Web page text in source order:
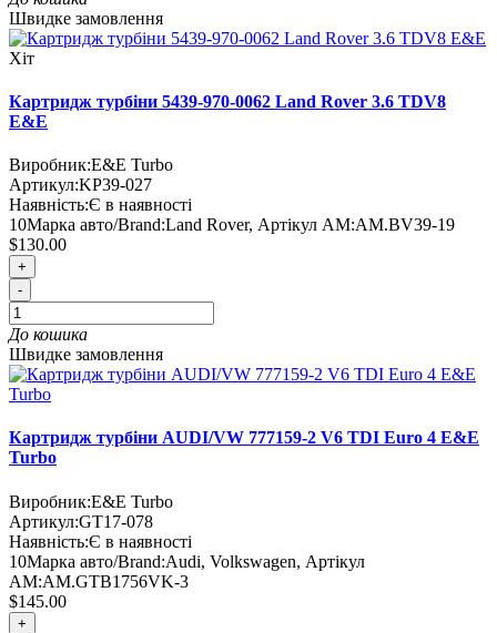
Швидке замовлення
Хіт
Картридж турбіни 5439-970-0062 Land Rover 3.6 TDV8
E&E
Виробник:E&E Turbo
Артикул:KP39-027
Наявність:Є в наявності
10Марка авто/Brand:Land Rover, Артікул AM:AM.BV39-19
$130.00
+
-
До кошика
Швидке замовлення
Картридж турбіни AUDI/VW 777159-2 V6 TDI Euro 4 E&E
Turbo
Виробник:E&E Turbo
Артикул:GT17-078
Наявність:Є в наявності
10Марка авто/Brand:Audi, Volkswagen, Артікул
AM:AM.GTB1756VK-3
$145.00
+